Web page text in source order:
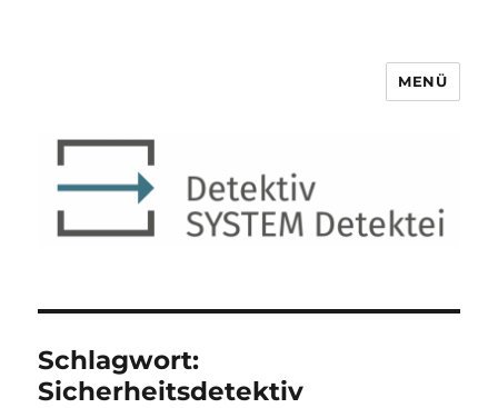
Detektiv SYSTEM Detektei ®
MENÜ
Schlagwort:
Sicherheitsdetektiv